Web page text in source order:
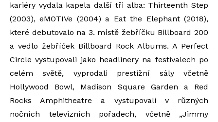
kariéry vydala kapela další tři alba: Thirteenth Step
(2003), eMOTIVe (2004) a Eat the Elephant (2018),
které debutovalo na 3. místě žebříčku Billboard 200
a vedlo žebříček Billboard Rock Albums. A Perfect
Circle vystupovali jako headlinery na festivalech po
celém světě, vyprodali prestižní sály včetně
Hollywood Bowl, Madison Square Garden a Red
Rocks Amphitheatre a vystupovali v různých
nočních televizních pořadech, včetně „Jimmy